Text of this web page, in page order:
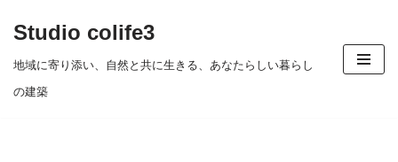
Studio colife3
地域に寄り添い、自然と共に生きる、あなたらしい暮らし
の建築